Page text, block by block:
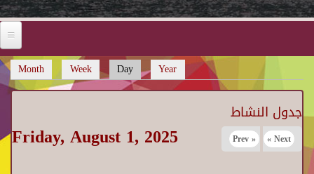
Primary tabs
Month Week Day(active tab)
Year
جدول النشاط
Friday, August 1, 2025 « Prev Next »
Before 01